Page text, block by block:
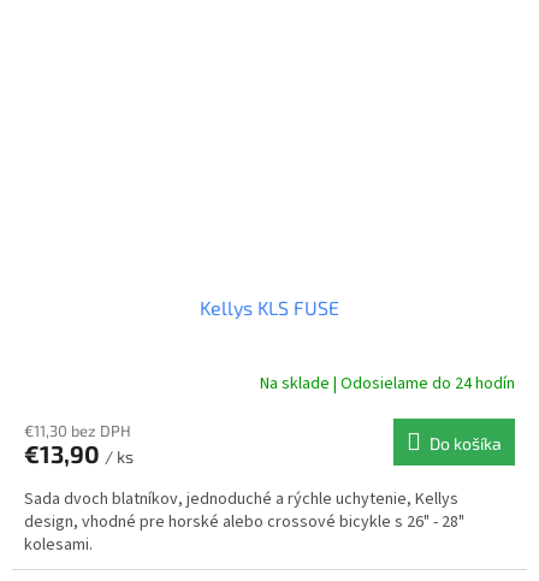
Kellys KLS FUSE
Na sklade | Odosielame do 24 hodín
€11,30 bez DPH
€13,90 / ks
Do košíka
Sada dvoch blatníkov, jednoduché a rýchle uchytenie, Kellys
design, vhodné pre horské alebo crossové bicykle s 26" - 28"
kolesami.